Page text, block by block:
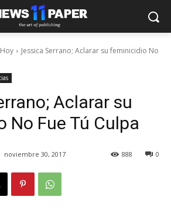
Jessica Serrano; Aclarar su feminicidio No
Aclarar su
No Fue Tú Culpa
noviembre 30, 2017 0
888